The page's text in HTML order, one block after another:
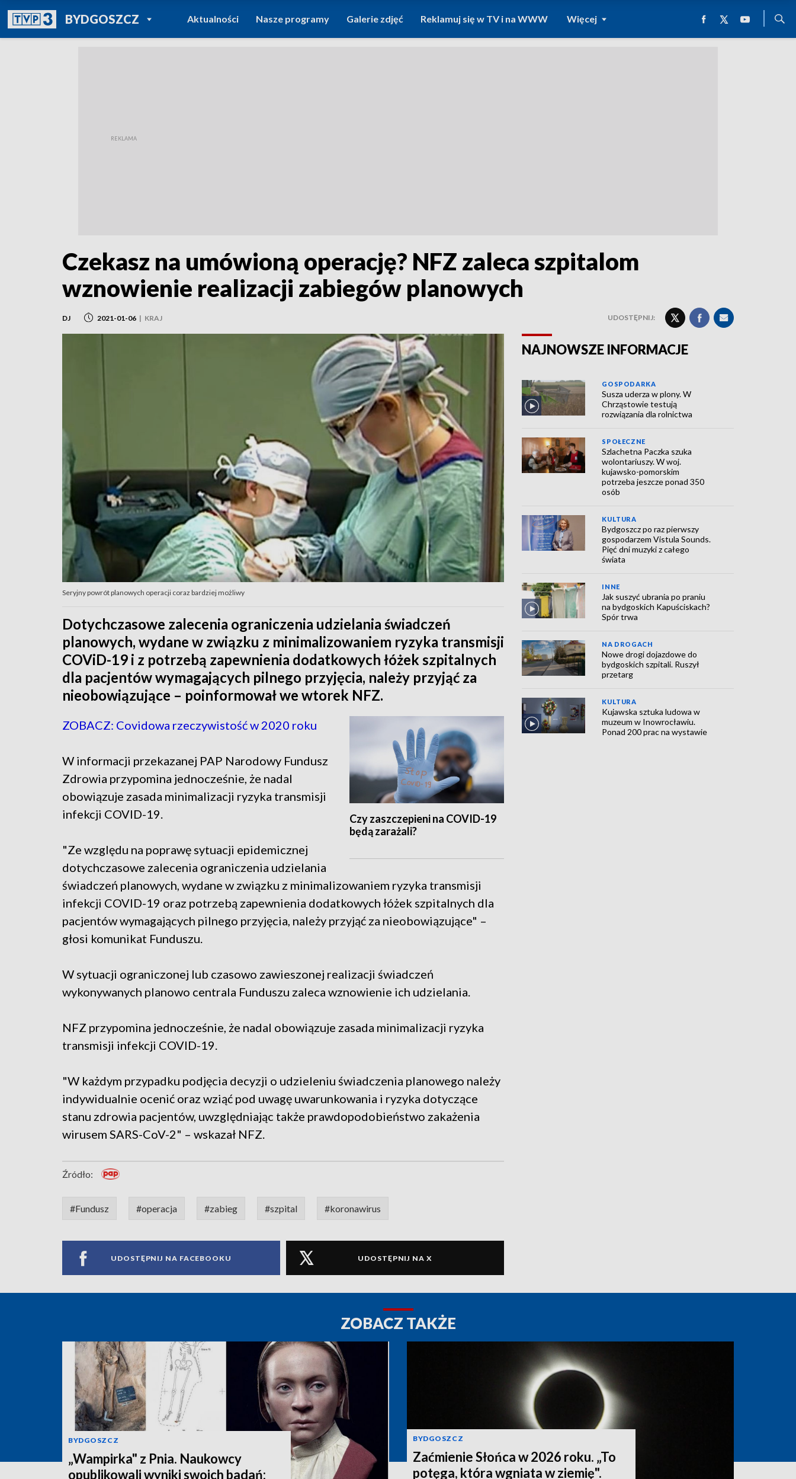
BYDGOSZCZPOWRÓT DO
TVP REGIONY
Aktualności Nasze programy Galerie zdjęć Reklamuj się w TV i na WWW Więcej
Czekasz na umówioną operację? NFZ zaleca szpitalom
wznowienie realizacji zabiegów planowych
DJ 2021-01-06 | KRAJ UDOSTĘPNIJ:
Seryjny powrót planowych operacji coraz bardziej możliwy
Dotychczasowe zalecenia ograniczenia udzielania świadczeń
planowych, wydane w związku z minimalizowaniem ryzyka transmisji
COViD-19 i z potrzebą zapewnienia dodatkowych łóżek szpitalnych
dla pacjentów wymagających pilnego przyjęcia, należy przyjąć za
nieobowiązujące – poinformował we wtorek NFZ.
Czy zaszczepieni na COVID-19
będą zarażali?
ZOBACZ: Covidowa rzeczywistość w 2020 roku
W informacji przekazanej PAP Narodowy Fundusz
Zdrowia przypomina jednocześnie, że nadal
obowiązuje zasada minimalizacji ryzyka transmisji
infekcji COVID-19.
"Ze względu na poprawę sytuacji epidemicznej
dotychczasowe zalecenia ograniczenia udzielania
świadczeń planowych, wydane w związku z minimalizowaniem ryzyka transmisji
infekcji COVID-19 oraz potrzebą zapewnienia dodatkowych łóżek szpitalnych dla
pacjentów wymagających pilnego przyjęcia, należy przyjąć za nieobowiązujące" –
głosi komunikat Funduszu.
W sytuacji ograniczonej lub czasowo zawieszonej realizacji świadczeń
wykonywanych planowo centrala Funduszu zaleca wznowienie ich udzielania.
NFZ przypomina jednocześnie, że nadal obowiązuje zasada minimalizacji ryzyka
transmisji infekcji COVID-19.
"W każdym przypadku podjęcia decyzji o udzieleniu świadczenia planowego należy
indywidualnie ocenić oraz wziąć pod uwagę uwarunkowania i ryzyka dotyczące
stanu zdrowia pacjentów, uwzględniając także prawdopodobieństwo zakażenia
wirusem SARS-CoV-2" – wskazał NFZ.
Źródło:
#Fundusz #operacja #zabieg #szpital #koronawirus
UDOSTĘPNIJ NA FACEBOOKU UDOSTĘPNIJ NA X
NAJNOWSZE INFORMACJE
GOSPODARKA
Susza uderza w plony. W
Chrząstowie testują
rozwiązania dla rolnictwa
SPOŁECZNE
Szlachetna Paczka szuka
wolontariuszy. W woj.
kujawsko-pomorskim
potrzeba jeszcze ponad 350
osób
KULTURA
Bydgoszcz po raz pierwszy
gospodarzem Vistula Sounds.
Pięć dni muzyki z całego
świata
INNE
Jak suszyć ubrania po praniu
na bydgoskich Kapuściskach?
Spór trwa
NA DROGACH
Nowe drogi dojazdowe do
bydgoskich szpitali. Ruszył
przetarg
KULTURA
Kujawska sztuka ludowa w
muzeum w Inowrocławiu.
Ponad 200 prac na wystawie
ZOBACZ TAKŻE
BYDGOSZCZ
„Wampirka" z Pnia. Naukowcy
opublikowali wyniki swoich badań:
BYDGOSZCZ
Zaćmienie Słońca w 2026 roku. „To
potęga, która wgniata w ziemię".